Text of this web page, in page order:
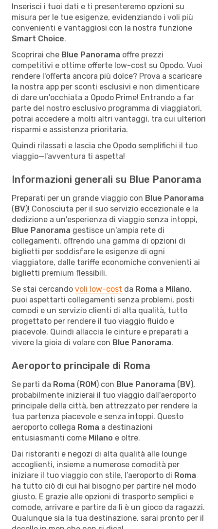
Inserisci i tuoi dati e ti presenteremo opzioni su
misura per le tue esigenze, evidenziando i voli più
convenienti e vantaggiosi con la nostra funzione
Smart Choice.
Scoprirai che Blue Panorama offre prezzi
competitivi e ottime offerte low-cost su Opodo. Vuoi
rendere l'offerta ancora più dolce? Prova a scaricare
la nostra app per sconti esclusivi e non dimenticare
di dare un'occhiata a Opodo Prime! Entrando a far
parte del nostro esclusivo programma di viaggiatori,
potrai accedere a molti altri vantaggi, tra cui ulteriori
risparmi e assistenza prioritaria.
Quindi rilassati e lascia che Opodo semplifichi il tuo
viaggio—l'avventura ti aspetta!
Informazioni generali su Blue Panorama
Preparati per un grande viaggio con Blue Panorama
(BV)! Conosciuta per il suo servizio eccezionale e la
dedizione a un'esperienza di viaggio senza intoppi,
Blue Panorama gestisce un'ampia rete di
collegamenti, offrendo una gamma di opzioni di
biglietti per soddisfare le esigenze di ogni
viaggiatore, dalle tariffe economiche convenienti ai
biglietti premium flessibili.
Se stai cercando voli low-cost da Roma a Milano,
puoi aspettarti collegamenti senza problemi, posti
comodi e un servizio clienti di alta qualità, tutto
progettato per rendere il tuo viaggio fluido e
piacevole. Quindi allaccia le cinture e preparati a
vivere la gioia di volare con Blue Panorama.
Aeroporto principale di Roma
Se parti da Roma (ROM) con Blue Panorama (BV),
probabilmente inizierai il tuo viaggio dall'aeroporto
principale della città, ben attrezzato per rendere la
tua partenza piacevole e senza intoppi. Questo
aeroporto collega Roma a destinazioni
entusiasmanti come Milano e oltre.
Dai ristoranti e negozi di alta qualità alle lounge
accoglienti, insieme a numerose comodità per
iniziare il tuo viaggio con stile, l’aeroporto di Roma
ha tutto ciò di cui hai bisogno per partire nel modo
giusto. E grazie alle opzioni di trasporto semplici e
comode, arrivare e partire da lì è un gioco da ragazzi.
Qualunque sia la tua destinazione, sarai pronto per il